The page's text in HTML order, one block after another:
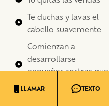
Te duchas y lavas el
cabello suavemente
Comienzan a
desarrollarse
pequeñas costras que
duran 10 días.
LLAMAR TEXTO